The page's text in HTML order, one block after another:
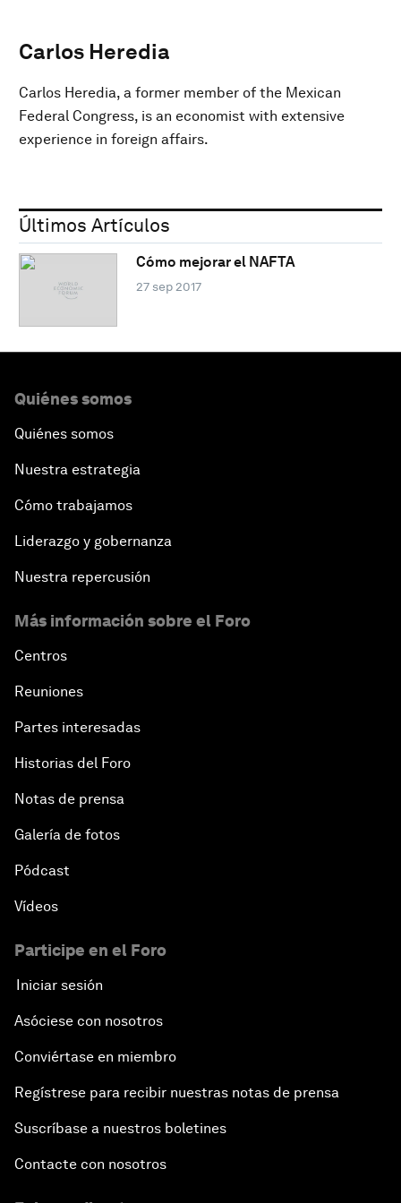
Carlos Heredia
Carlos Heredia, a former member of the Mexican
Federal Congress, is an economist with extensive
experience in foreign affairs.
Últimos Artículos
Cómo mejorar el NAFTA
27 sep 2017
Quiénes somos
Quiénes somos
Nuestra estrategia
Cómo trabajamos
Liderazgo y gobernanza
Nuestra repercusión
Más información sobre el Foro
Centros
Reuniones
Partes interesadas
Historias del Foro
Notas de prensa
Galería de fotos
Pódcast
Vídeos
Participe en el Foro
Iniciar sesión
Asóciese con nosotros
Conviértase en miembro
Regístrese para recibir nuestras notas de prensa
Suscríbase a nuestros boletines
Contacte con nosotros